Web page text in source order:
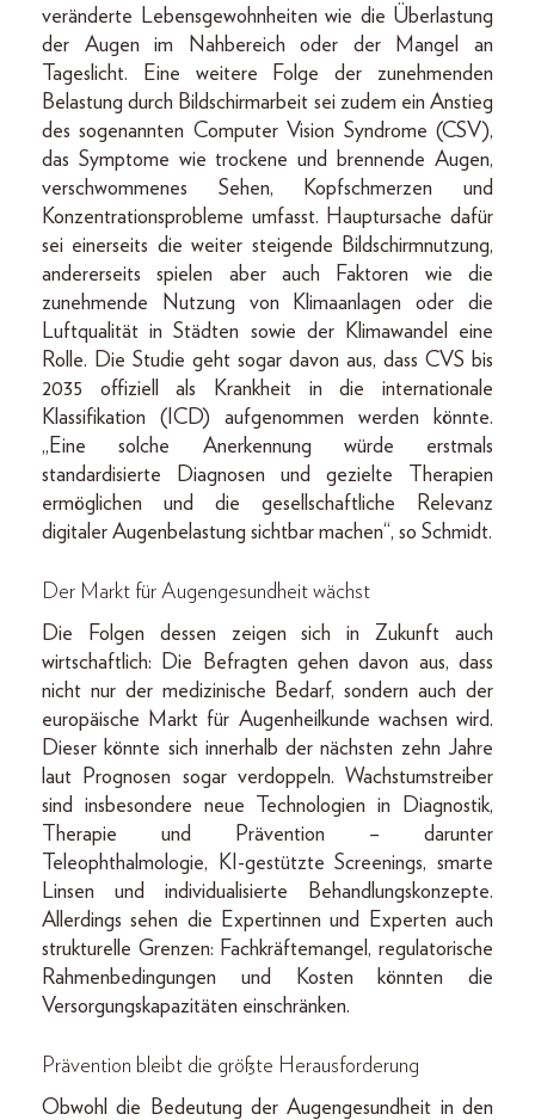
veränderte Lebensgewohnheiten wie die Überlastung
der Augen im Nahbereich oder der Mangel an
Tageslicht. Eine weitere Folge der zunehmenden
Belastung durch Bildschirmarbeit sei zudem ein Anstieg
des sogenannten Computer Vision Syndrome (CSV),
das Symptome wie trockene und brennende Augen,
verschwommenes Sehen, Kopfschmerzen und
Konzentrationsprobleme umfasst. Hauptursache dafür
sei einerseits die weiter steigende Bildschirmnutzung,
andererseits spielen aber auch Faktoren wie die
zunehmende Nutzung von Klimaanlagen oder die
Luftqualität in Städten sowie der Klimawandel eine
Rolle. Die Studie geht sogar davon aus, dass CVS bis
2035 offiziell als Krankheit in die internationale
Klassifikation (ICD) aufgenommen werden könnte.
„Eine solche Anerkennung würde erstmals
standardisierte Diagnosen und gezielte Therapien
ermöglichen und die gesellschaftliche Relevanz
digitaler Augenbelastung sichtbar machen“, so Schmidt.
Der Markt für Augengesundheit wächst
Die Folgen dessen zeigen sich in Zukunft auch
wirtschaftlich: Die Befragten gehen davon aus, dass
nicht nur der medizinische Bedarf, sondern auch der
europäische Markt für Augenheilkunde wachsen wird.
Dieser könnte sich innerhalb der nächsten zehn Jahre
laut Prognosen sogar verdoppeln. Wachstumstreiber
sind insbesondere neue Technologien in Diagnostik,
Therapie und Prävention – darunter
Teleophthalmologie, KI-gestützte Screenings, smarte
Linsen und individualisierte Behandlungskonzepte.
Allerdings sehen die Expertinnen und Experten auch
strukturelle Grenzen: Fachkräftemangel, regulatorische
Rahmenbedingungen und Kosten könnten die
Versorgungskapazitäten einschränken.
Prävention bleibt die größte Herausforderung
Obwohl die Bedeutung der Augengesundheit in den